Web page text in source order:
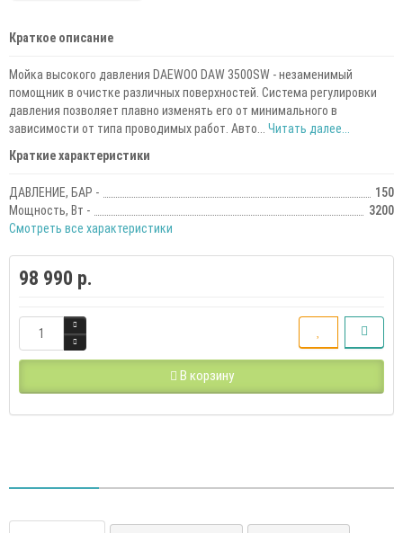
Краткое описание
Мойка высокого давления DAEWOO DAW 3500SW - незаменимый
помощник в очистке различных поверхностей. Система регулировки
давления позволяет плавно изменять его от минимального в
зависимости от типа проводимых работ. Авто... Читать далее...
Краткие характеристики
ДАВЛЕНИЕ, БАР -
150
Мощность, Вт -
3200
Смотреть все характеристики
98 990 р.
В корзину